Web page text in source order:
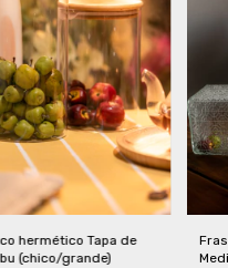
hermético Tapa de
(chico/grande)